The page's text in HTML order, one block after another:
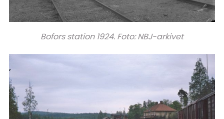
Bofors station 1924. Foto: NBJ-arkivet